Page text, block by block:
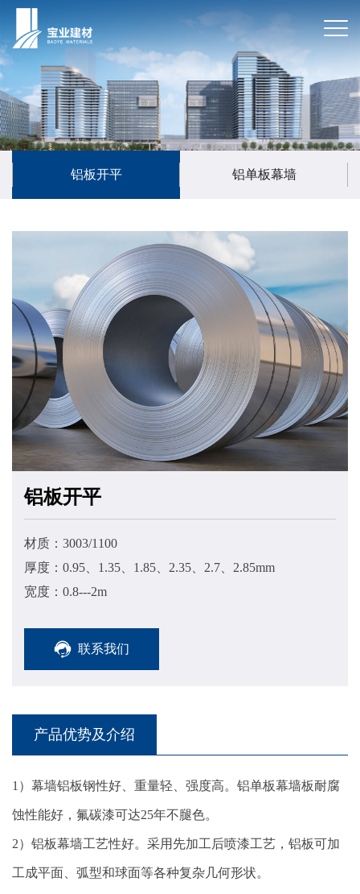
铝板开平 铝单板幕墙
铝板开平
材质：3003/1100
厚度：0.95、1.35、1.85、2.35、2.7、2.85mm
宽度：0.8---2m
联系我们
产品优势及介绍
1）幕墙铝板钢性好、重量轻、强度高。铝单板幕墙板耐腐
蚀性能好，氟碳漆可达25年不腿色。
2）铝板幕墙工艺性好。采用先加工后喷漆工艺，铝板可加
工成平面、弧型和球面等各种复杂几何形状。